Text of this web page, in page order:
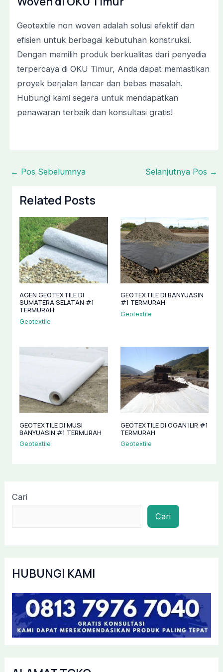
Geotextile non woven adalah solusi efektif dan
efisien untuk berbagai kebutuhan konstruksi.
Dengan memilih produk berkualitas dari penyedia
terpercaya di OKU Timur, Anda dapat memastikan
proyek berjalan lancar dan bebas masalah.
Hubungi kami segera untuk mendapatkan
penawaran terbaik dan konsultasi gratis!
← Pos Sebelumnya Selanjutnya Pos →
Related Posts
AGEN GEOTEXTILE DI
SUMATERA SELATAN #1
TERMURAH
Geotextile
GEOTEXTILE DI BANYUASIN
#1 TERMURAH
Geotextile
GEOTEXTILE DI MUSI
BANYUASIN #1 TERMURAH
Geotextile
GEOTEXTILE DI OGAN ILIR #1
TERMURAH
Geotextile
Cari
Cari
HUBUNGI KAMI